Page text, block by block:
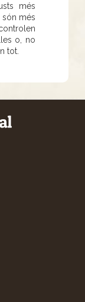
més
són més
o, no
tot.